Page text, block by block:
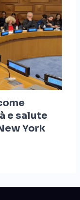
e salute
York